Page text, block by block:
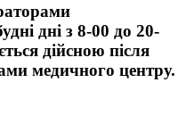
дні з 8-00 до 20-
дійсною після
медичного центру.